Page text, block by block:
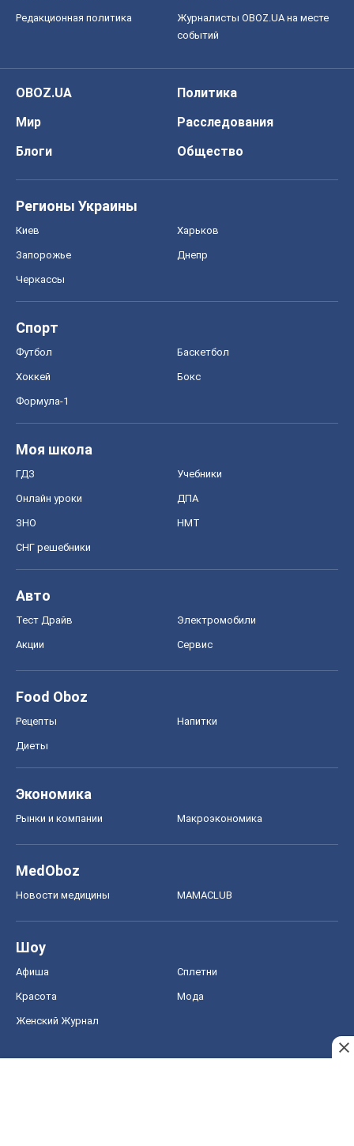
Редакционная политика
Журналисты OBOZ.UA на месте
событий
OBOZ.UA
Политика
Мир
Расследования
Блоги
Общество
Регионы Украины
Киев Харьков
Запорожье Днепр
Черкассы
Спорт
Футбол Баскетбол
Хоккей Бокс
Формула-1
Моя школа
ГДЗ Учебники
Онлайн уроки ДПА
ЗНО НМТ
СНГ решебники
Авто
Тест Драйв Электромобили
Акции Сервис
Food Oboz
Рецепты Напитки
Диеты
Экономика
Рынки и компании Mакроэкономика
MedOboz
Новости медицины MAMACLUB
Шоу
Афиша Сплетни
Красота Мода
Женский Журнал